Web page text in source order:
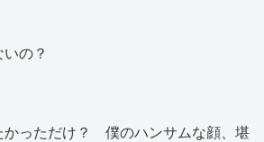
の？
かっただけ？ 僕のハンサムな顔、堪